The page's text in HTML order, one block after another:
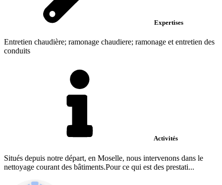
Expertises
Entretien chaudière; ramonage chaudiere; ramonage et entretien des
conduits
Activités
Situés depuis notre départ, en Moselle, nous intervenons dans le
nettoyage courant des bâtiments.Pour ce qui est des prestati...